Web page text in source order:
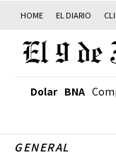
HOME EL DIARIO
Dolar BNA
GENERAL